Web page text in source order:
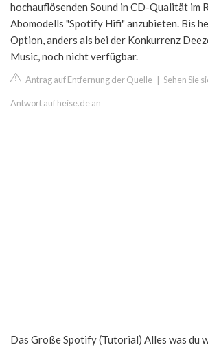
hochauflösenden Sound in CD-Qualität im
Abomodells "Spotify Hifi" anzubieten. Bis
Option, anders als bei der Konkurrenz
Music, noch nicht verfügbar.
Antrag auf Entfernung der Quelle Sehen Sie
Antwort auf heise.de an
Das Große Spotify (Tutorial) Alles was du